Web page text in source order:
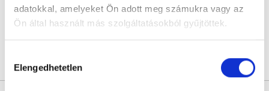
adatokkal, amelyeket Ön adott meg számukra vagy az
Ön által használt más szolgáltatásokból gyűjtöttek.
szabályzat:https://foglaljorvost.hu/info/foglaljorvost-
kiválasztása
Elengedhetetlen
Következő időpont: szeptember 14.
Árlista Profil